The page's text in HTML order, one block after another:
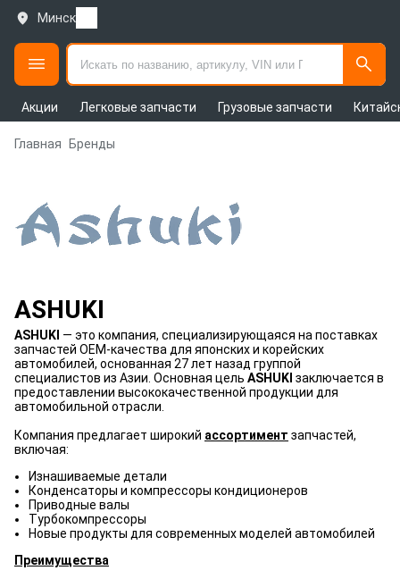
Минск
Акции Легковые запчасти Грузовые запчасти
Главная Бренды
ASHUKI
ASHUKI — это компания, специализирующаяся на поставках
запчастей OEM-качества для японских и корейских
автомобилей, основанная 27 лет назад группой
специалистов из Азии. Основная цель ASHUKI заключается в
предоставлении высококачественной продукции для
автомобильной отрасли.
Компания предлагает широкий ассортимент запчастей,
включая:
Изнашиваемые детали
Конденсаторы и компрессоры кондиционеров
Приводные валы
Турбокомпрессоры
Новые продукты для современных моделей автомобилей
Преимущества